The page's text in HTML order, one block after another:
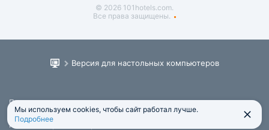
© 2026 101hotels.com.
Все права защищены.
Версия для настольных компьютеров
Пользовательское соглашение
Юридическая информация
Политика обработки персональных данных
Мы используем cookies, чтобы сайт работал лучше.
Подробнее